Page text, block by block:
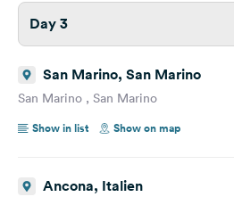
Day 3
San Marino, San Marino
San Marino , San Marino
Show in list
Show on map
Ancona, Italien